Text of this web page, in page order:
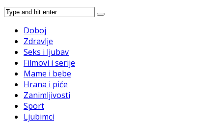
Doboj
Zdravlje
Seks i ljubav
Filmovi i serije
Mame i bebe
Hrana i piće
Zanimljivosti
Sport
Ljubimci